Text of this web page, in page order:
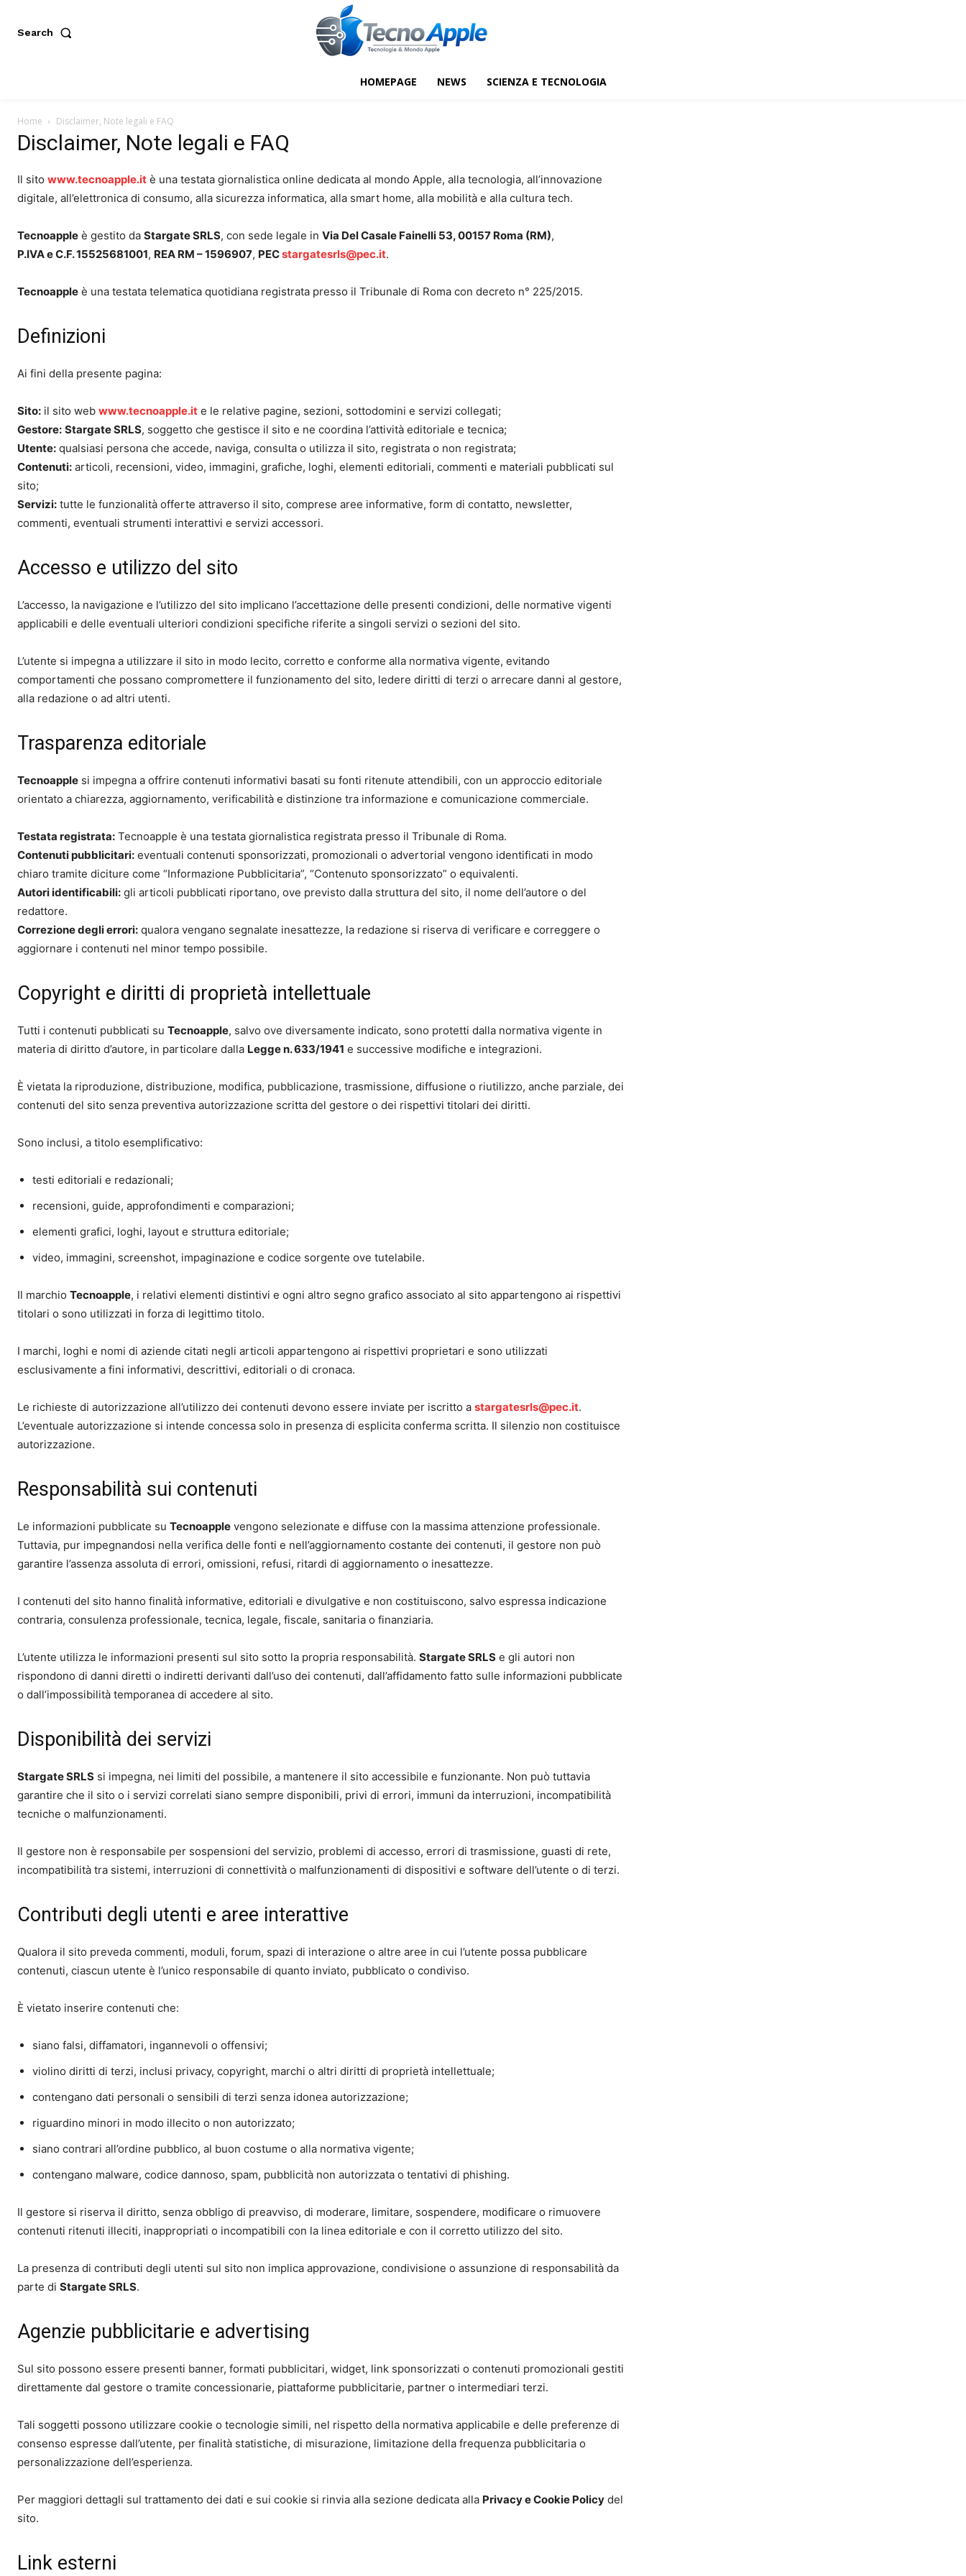
Search
HOMEPAGE NEWS SCIENZA E TECNOLOGIA
Home Disclaimer, Note legali e FAQ
Disclaimer, Note legali e FAQ
Il sito www.tecnoapple.it è una testata giornalistica online dedicata al mondo Apple, alla tecnologia, all’innovazione
digitale, all’elettronica di consumo, alla sicurezza informatica, alla smart home, alla mobilità e alla cultura tech.
Tecnoapple è gestito da Stargate SRLS, con sede legale in Via Del Casale Fainelli 53, 00157 Roma (RM),
P.IVA e C.F. 15525681001, REA RM – 1596907, PECstargatesrls@pec.it.
Tecnoapple è una testata telematica quotidiana registrata presso il Tribunale di Roma con decreto n° 225/2015.
Definizioni
Ai fini della presente pagina:
Sito: il sito web www.tecnoapple.it e le relative pagine, sezioni, sottodomini e servizi collegati;
Gestore: Stargate SRLS, soggetto che gestisce il sito e ne coordina l’attività editoriale e tecnica;
Utente: qualsiasi persona che accede, naviga, consulta o utilizza il sito, registrata o non registrata;
Contenuti: articoli, recensioni, video, immagini, grafiche, loghi, elementi editoriali, commenti e materiali pubblicati sul
sito;
Servizi: tutte le funzionalità offerte attraverso il sito, comprese aree informative, form di contatto, newsletter,
commenti, eventuali strumenti interattivi e servizi accessori.
Accesso e utilizzo del sito
L’accesso, la navigazione e l’utilizzo del sito implicano l’accettazione delle presenti condizioni, delle normative vigenti
applicabili e delle eventuali ulteriori condizioni specifiche riferite a singoli servizi o sezioni del sito.
L’utente si impegna a utilizzare il sito in modo lecito, corretto e conforme alla normativa vigente, evitando
comportamenti che possano compromettere il funzionamento del sito, ledere diritti di terzi o arrecare danni al gestore,
alla redazione o ad altri utenti.
Trasparenza editoriale
Tecnoapple si impegna a offrire contenuti informativi basati su fonti ritenute attendibili, con un approccio editoriale
orientato a chiarezza, aggiornamento, verificabilità e distinzione tra informazione e comunicazione commerciale.
Testata registrata: Tecnoapple è una testata giornalistica registrata presso il Tribunale di Roma.
Contenuti pubblicitari: eventuali contenuti sponsorizzati, promozionali o advertorial vengono identificati in modo
chiaro tramite diciture come “Informazione Pubblicitaria”, “Contenuto sponsorizzato” o equivalenti.
Autori identificabili: gli articoli pubblicati riportano, ove previsto dalla struttura del sito, il nome dell’autore o del
redattore.
Correzione degli errori: qualora vengano segnalate inesattezze, la redazione si riserva di verificare e correggere o
aggiornare i contenuti nel minor tempo possibile.
Copyright e diritti di proprietà intellettuale
Tutti i contenuti pubblicati su Tecnoapple, salvo ove diversamente indicato, sono protetti dalla normativa vigente in
materia di diritto d’autore, in particolare dalla Legge n. 633/1941 e successive modifiche e integrazioni.
È vietata la riproduzione, distribuzione, modifica, pubblicazione, trasmissione, diffusione o riutilizzo, anche parziale, dei
contenuti del sito senza preventiva autorizzazione scritta del gestore o dei rispettivi titolari dei diritti.
Sono inclusi, a titolo esemplificativo:
testi editoriali e redazionali;
recensioni, guide, approfondimenti e comparazioni;
elementi grafici, loghi, layout e struttura editoriale;
video, immagini, screenshot, impaginazione e codice sorgente ove tutelabile.
Il marchio Tecnoapple, i relativi elementi distintivi e ogni altro segno grafico associato al sito appartengono ai rispettivi
titolari o sono utilizzati in forza di legittimo titolo.
I marchi, loghi e nomi di aziende citati negli articoli appartengono ai rispettivi proprietari e sono utilizzati
esclusivamente a fini informativi, descrittivi, editoriali o di cronaca.
Le richieste di autorizzazione all’utilizzo dei contenuti devono essere inviate per iscritto a stargatesrls@pec.it.
L’eventuale autorizzazione si intende concessa solo in presenza di esplicita conferma scritta. Il silenzio non costituisce
autorizzazione.
Responsabilità sui contenuti
Le informazioni pubblicate su Tecnoapple vengono selezionate e diffuse con la massima attenzione professionale.
Tuttavia, pur impegnandosi nella verifica delle fonti e nell’aggiornamento costante dei contenuti, il gestore non può
garantire l’assenza assoluta di errori, omissioni, refusi, ritardi di aggiornamento o inesattezze.
I contenuti del sito hanno finalità informative, editoriali e divulgative e non costituiscono, salvo espressa indicazione
contraria, consulenza professionale, tecnica, legale, fiscale, sanitaria o finanziaria.
L’utente utilizza le informazioni presenti sul sito sotto la propria responsabilità. Stargate SRLS e gli autori non
rispondono di danni diretti o indiretti derivanti dall’uso dei contenuti, dall’affidamento fatto sulle informazioni pubblicate
o dall’impossibilità temporanea di accedere al sito.
Disponibilità dei servizi
Stargate SRLS si impegna, nei limiti del possibile, a mantenere il sito accessibile e funzionante. Non può tuttavia
garantire che il sito o i servizi correlati siano sempre disponibili, privi di errori, immuni da interruzioni, incompatibilità
tecniche o malfunzionamenti.
Il gestore non è responsabile per sospensioni del servizio, problemi di accesso, errori di trasmissione, guasti di rete,
incompatibilità tra sistemi, interruzioni di connettività o malfunzionamenti di dispositivi e software dell’utente o di terzi.
Contributi degli utenti e aree interattive
Qualora il sito preveda commenti, moduli, forum, spazi di interazione o altre aree in cui l’utente possa pubblicare
contenuti, ciascun utente è l’unico responsabile di quanto inviato, pubblicato o condiviso.
È vietato inserire contenuti che:
siano falsi, diffamatori, ingannevoli o offensivi;
violino diritti di terzi, inclusi privacy, copyright, marchi o altri diritti di proprietà intellettuale;
contengano dati personali o sensibili di terzi senza idonea autorizzazione;
riguardino minori in modo illecito o non autorizzato;
siano contrari all’ordine pubblico, al buon costume o alla normativa vigente;
contengano malware, codice dannoso, spam, pubblicità non autorizzata o tentativi di phishing.
Il gestore si riserva il diritto, senza obbligo di preavviso, di moderare, limitare, sospendere, modificare o rimuovere
contenuti ritenuti illeciti, inappropriati o incompatibili con la linea editoriale e con il corretto utilizzo del sito.
La presenza di contributi degli utenti sul sito non implica approvazione, condivisione o assunzione di responsabilità da
parte di Stargate SRLS.
Agenzie pubblicitarie e advertising
Sul sito possono essere presenti banner, formati pubblicitari, widget, link sponsorizzati o contenuti promozionali gestiti
direttamente dal gestore o tramite concessionarie, piattaforme pubblicitarie, partner o intermediari terzi.
Tali soggetti possono utilizzare cookie o tecnologie simili, nel rispetto della normativa applicabile e delle preferenze di
consenso espresse dall’utente, per finalità statistiche, di misurazione, limitazione della frequenza pubblicitaria o
personalizzazione dell’esperienza.
Per maggiori dettagli sul trattamento dei dati e sui cookie si rinvia alla sezione dedicata alla Privacy e Cookie Policy del
sito.
Link esterni